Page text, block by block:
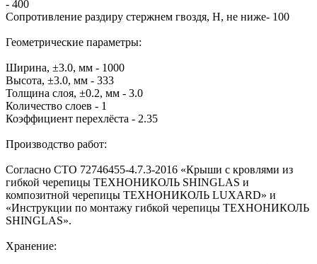
- 400
Сопротивление раздиру стержнем гвоздя, Н, не ниже- 100
Геометрические параметры:
Ширина, ±3.0, мм - 1000
Высота, ±3.0, мм - 333
Толщина слоя, ±0.2, мм - 3.0
Количество слоев - 1
Коэффициент перехлёста - 2.35
Производство работ:
Согласно СТО 72746455-4.7.3-2016 «Крыши с кровлями из
гибкой черепицы ТЕХНОНИКОЛЬ SHINGLAS и
композитной черепицы ТЕХНОНИКОЛЬ LUXARD» и
«Инструкции по монтажу гибкой черепицы ТЕХНОНИКОЛЬ
SHINGLAS».
Хранение: